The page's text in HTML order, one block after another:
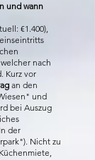
und wann
€1.400),
nach
Kurz vor
an den
und
bei Auszug
der
Nicht zu